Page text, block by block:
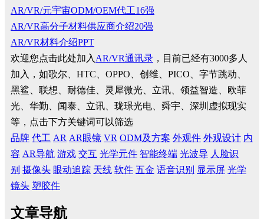
AR/VR/元宇宙ODM/OEM代工16强
AR/VR高分子材料供应商介绍20强
AR/VR材料介绍PPT
欢迎您点击此处加入 AR/VR通讯录 ，目前已经有3000多人
加入，如歌尔、HTC、OPPO、创维、PICO、字节跳动、
黑鲨、联想、耐德佳、灵犀微光、立讯、领益智造、欧菲
光、华勤、闻泰、立讯、珑璟光电、舜宇、深圳虚拟现实
等，点击下方关键词可以筛选
品牌 代工 AR AR眼镜 VR ODM及方案 外观件 外观设计 内
容 AR导航 游戏 交互 光学元件 智能终端 光波导 人脸识
别 摄像头 眼动追踪 天线 软件 五金 语音识别 显示屏 光学
镜头 塑胶件
文章导航